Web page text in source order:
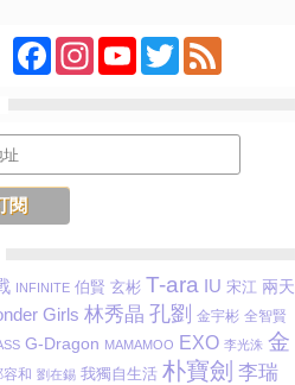
FacebookInstagramYouTubeTwitterFeed
INFINITE 伯賢 玄彬 T-ara IU 宋江 兩天
Girls 林秀晶 孔劉 金宇彬 全智賢
G-Dragon MAMAMOO EXO 李光洙 金
容和 劉在錫 我獨自生活 朴寶劍 李瑞